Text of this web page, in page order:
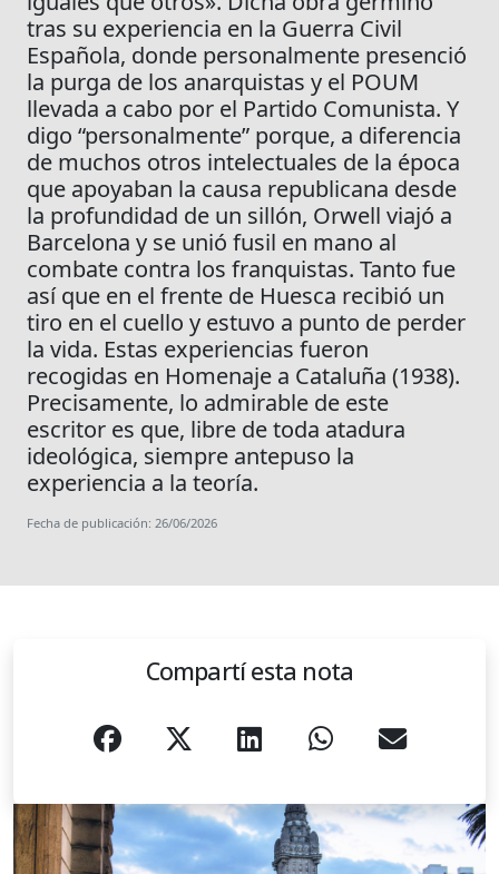
tras su experiencia en la Guerra Civil
Española, donde personalmente presenció
la purga de los anarquistas y el POUM
llevada a cabo por el Partido Comunista. Y
digo “personalmente” porque, a diferencia
de muchos otros intelectuales de la época
que apoyaban la causa republicana desde
la profundidad de un sillón, Orwell viajó a
Barcelona y se unió fusil en mano al
combate contra los franquistas. Tanto fue
así que en el frente de Huesca recibió un
tiro en el cuello y estuvo a punto de perder
la vida. Estas experiencias fueron
recogidas en Homenaje a Cataluña (1938).
Precisamente, lo admirable de este
escritor es que, libre de toda atadura
ideológica, siempre antepuso la
experiencia a la teoría.
Fecha de publicación: 26/06/2026
Compartí esta nota